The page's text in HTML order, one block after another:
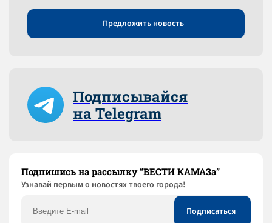
Предложить новость
Подписывайся
на Telegram
Подпишись на рассылку “ВЕСТИ КАМАЗа”
Узнaвай первым о новостях твоего города!